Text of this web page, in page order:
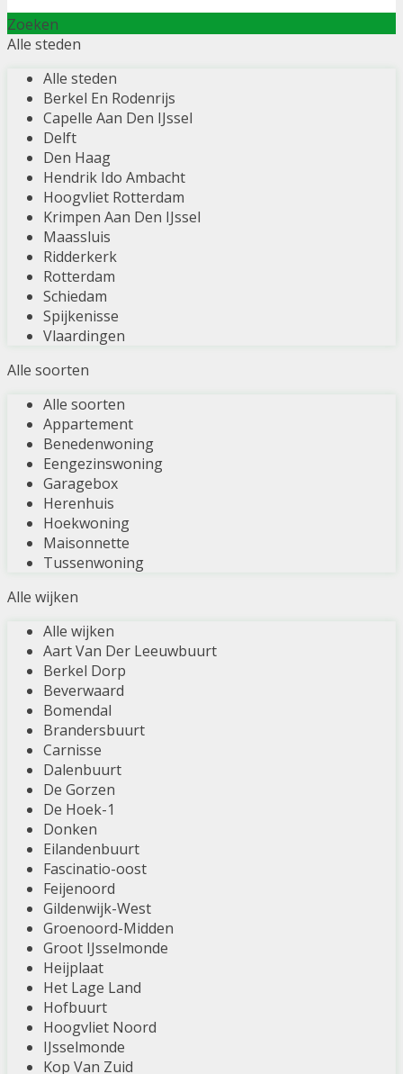
Zoeken
Alle steden
Alle steden
Berkel En Rodenrijs
Capelle Aan Den IJssel
Delft
Den Haag
Hendrik Ido Ambacht
Hoogvliet Rotterdam
Krimpen Aan Den IJssel
Maassluis
Ridderkerk
Rotterdam
Schiedam
Spijkenisse
Vlaardingen
Alle soorten
Alle soorten
Appartement
Benedenwoning
Eengezinswoning
Garagebox
Herenhuis
Hoekwoning
Maisonnette
Tussenwoning
Alle wijken
Alle wijken
Aart Van Der Leeuwbuurt
Berkel Dorp
Beverwaard
Bomendal
Brandersbuurt
Carnisse
Dalenbuurt
De Gorzen
De Hoek-1
Donken
Eilandenbuurt
Fascinatio-oost
Feijenoord
Gildenwijk-West
Groenoord-Midden
Groot IJsselmonde
Heijplaat
Het Lage Land
Hofbuurt
Hoogvliet Noord
IJsselmonde
Kop Van Zuid